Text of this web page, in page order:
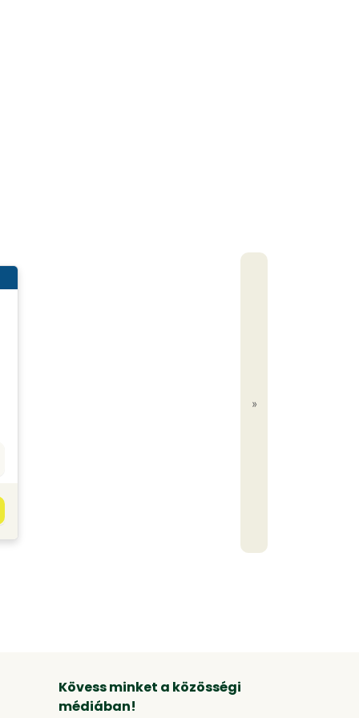
»
Kövess minket a közösségi
médiában!